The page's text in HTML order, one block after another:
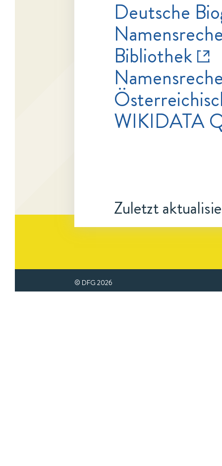
Deutsche
Bibliothek
WIKIDATA
Zuletzt
© DFG 2026